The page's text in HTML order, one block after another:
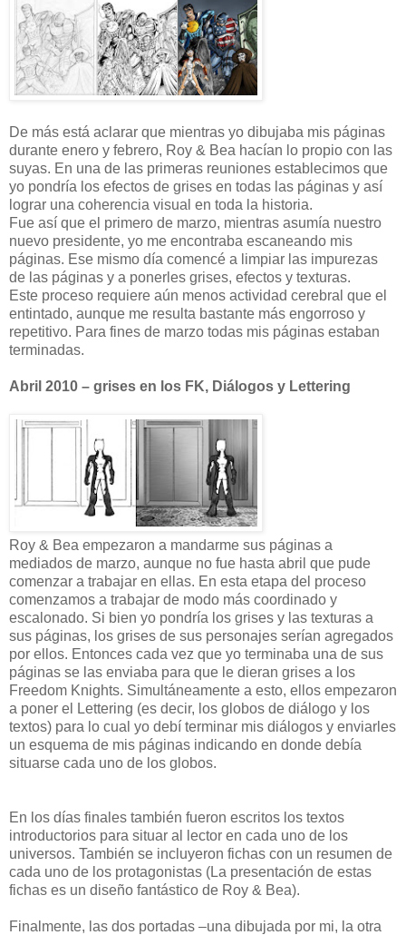
De más está aclarar que mientras yo dibujaba mis páginas
durante enero y febrero, Roy & Bea hacían lo propio con las
suyas. En una de las primeras reuniones establecimos que
yo pondría los efectos de grises en todas las páginas y así
lograr una coherencia visual en toda la historia.
Fue así que el primero de marzo, mientras asumía nuestro
nuevo presidente, yo me encontraba escaneando mis
páginas. Ese mismo día comencé a limpiar las impurezas
de las páginas y a ponerles grises, efectos y texturas.
Este proceso requiere aún menos actividad cerebral que el
entintado, aunque me resulta bastante más engorroso y
repetitivo. Para fines de marzo todas mis páginas estaban
terminadas.
Abril 2010 – grises en los FK, Diálogos y Lettering
Roy & Bea empezaron a mandarme sus páginas a
mediados de marzo, aunque no fue hasta abril que pude
comenzar a trabajar en ellas. En esta etapa del proceso
comenzamos a trabajar de modo más coordinado y
escalonado. Si bien yo pondría los grises y las texturas a
sus páginas, los grises de sus personajes serían agregados
por ellos. Entonces cada vez que yo terminaba una de sus
páginas se las enviaba para que le dieran grises a los
Freedom Knights. Simultáneamente a esto, ellos empezaron
a poner el Lettering (es decir, los globos de diálogo y los
textos) para lo cual yo debí terminar mis diálogos y enviarles
un esquema de mis páginas indicando en donde debía
situarse cada uno de los globos.
En los días finales también fueron escritos los textos
introductorios para situar al lector en cada uno de los
universos. También se incluyeron fichas con un resumen de
cada uno de los protagonistas (La presentación de estas
fichas es un diseño fantástico de Roy & Bea).
Finalmente, las dos portadas –una dibujada por mi, la otra